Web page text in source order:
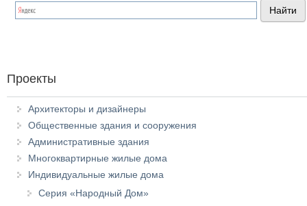
Проекты
Архитекторы и дизайнеры
Общественные здания и сооружения
Административные здания
Многоквартирные жилые дома
Индивидуальные жилые дома
Серия «Народный Дом»